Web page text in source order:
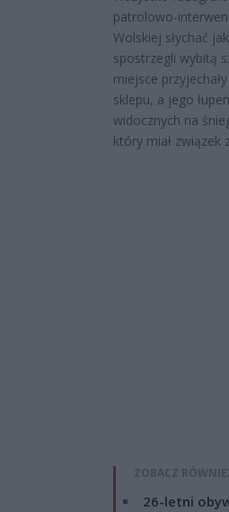
patrolowo-
Wolskiej słychać
spostrzegli wybitą
miejsce
sklepu, a jego
widocznych na
który miał związek
ZOBACZ
26-letni